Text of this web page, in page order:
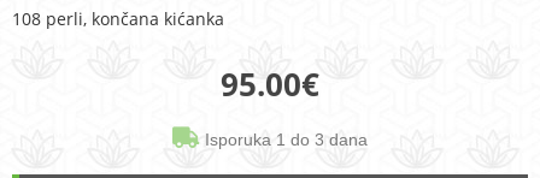
108 perli, končana kićanka
95.00€
Isporuka 1 do 3 dana